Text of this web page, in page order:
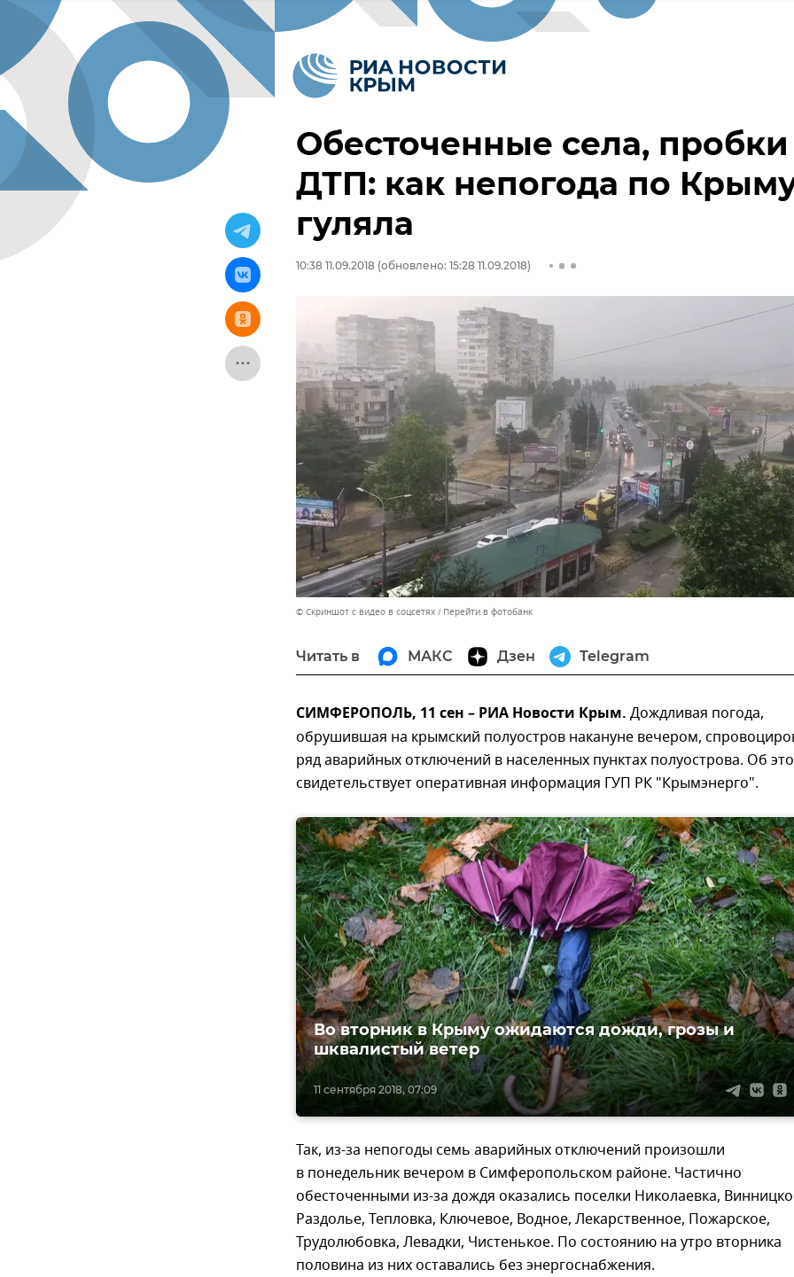
Обесточенные села,
ДТП: как непогода по
гуляла
10:38 11.09.2018 (обновлено: 15:28 11.09.2018)
© Скриншот с видео в соцсетях Перейти в фотобанк
Читать в МАКС Дзен Telegram
СИМФЕРОПОЛЬ, 11 сен – РИА Новости Крым. Дождливая погода,
обрушившая на крымский полуостров накануне вечером,
ряд аварийных отключений в населенных пунктах полуострова. Об
свидетельствует оперативная информация ГУП РК "Крымэнерго".
11 сентября 2018, 07:09
Во вторник в Крыму ожидаются дожди, грозы и
шквалистый ветер
Так, из-за непогоды семь аварийных отключений произошли
в понедельник вечером в Симферопольском районе. Частично
обесточенными из-за дождя оказались поселки Николаевка,
Раздолье, Тепловка, Ключевое, Водное, Лекарственное, Пожарское,
Трудолюбовка, Левадки, Чистенькое. По состоянию на утро вторника
половина из них оставались без энергоснабжения.